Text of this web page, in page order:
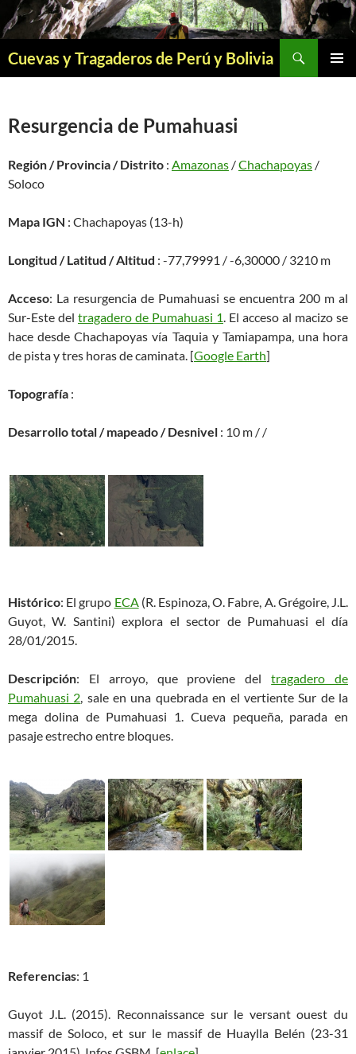
Saltar
al
Cuevas y Tragaderos de Perú y Bolivia
Resurgencia de Pumahuasi
Región / Provincia / Distrito : Amazonas /Chachapoyas /
Soloco
Mapa IGN : Chachapoyas (13-h)
Longitud / Latitud / Altitud : -77,79991 / -6,30000 / 3210 m
Acceso: La resurgencia de Pumahuasi se encuentra 200 m al
Sur-Este del tragadero de Pumahuasi 1. El acceso al macizo se
hace desde Chachapoyas vía Taquia y Tamiapampa, una hora
de pista y tres horas de caminata. [Google Earth]
Topografía :
Desarrollo total / mapeado / Desnivel : 10 m / /
Histórico: El grupo ECA(R. Espinoza, O. Fabre, A. Grégoire, J.L.
Guyot, W. Santini) explora el sector de Pumahuasi el día
28/01/2015.
Descripción: El arroyo, que proviene deltragadero de
Pumahuasi 2, sale en una quebrada en el vertiente Sur de la
mega dolina de Pumahuasi 1. Cueva pequeña, parada en
pasaje estrecho entre bloques.
Referencias: 1
Guyot J.L. (2015). Reconnaissance sur le versant ouest du
massif de Soloco, et sur le massif de Huaylla Belén (23-31